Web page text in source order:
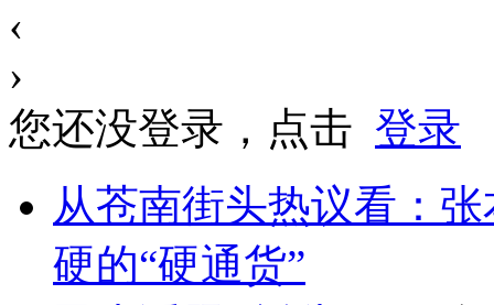
‹
›
您还没登录，点击 登录
从苍南街头热议看：
硬的“硬通货”